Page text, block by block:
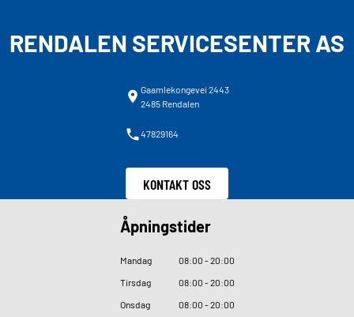
RENDALEN SERVICESENTER AS
Gaamlekongevei 2443
2485 Rendalen
47829164
KONTAKT OSS
Åpningstider
Mandag 08:00 - 20:00
Tirsdag
08:00 - 20:00
Onsdag
08:00 - 20:00